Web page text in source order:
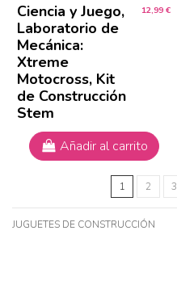
Ciencia y Juego,
Laboratorio de
Mecánica:
Xtreme
Motocross, Kit
de Construcción
Stem
12,99 €
Añadir al carrito
1 2 3
JUGUETES DE CONSTRUCCIÓN